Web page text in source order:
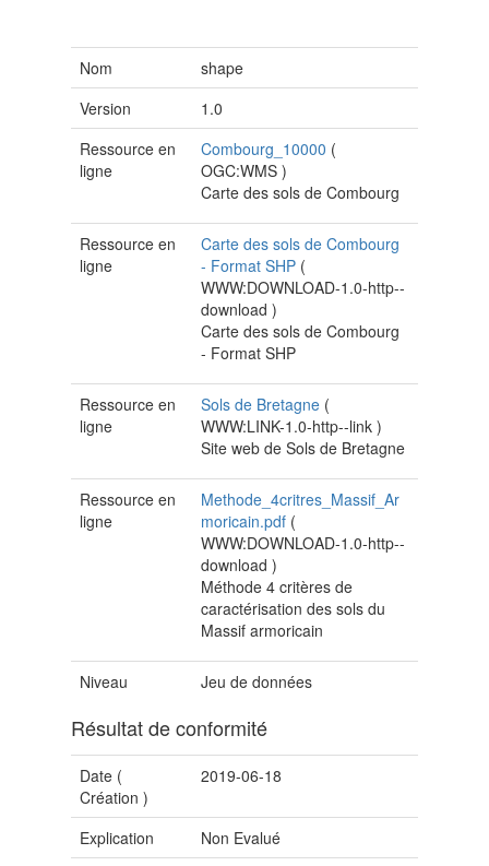
Nom
shape
Version
1.0
Ressource en
ligne
Combourg_10000 (
OGC:WMS)
Carte des sols de Combourg
Ressource en
ligne
Carte des sols de Combourg
- Format SHP (
WWW:DOWNLOAD-1.0-http--
download)
Carte des sols de Combourg
- Format SHP
Ressource en
ligne
Sols de Bretagne (
WWW:LINK-1.0-http--link)
Site web de Sols de Bretagne
Ressource en
ligne
Methode_4critres_Massif_Ar
moricain.pdf (
WWW:DOWNLOAD-1.0-http--
download)
Méthode 4 critères de
caractérisation des sols du
Massif armoricain
Niveau Jeu de données
Résultat de conformité
Date (
Création )
2019-06-18
Explication
Non Evalué